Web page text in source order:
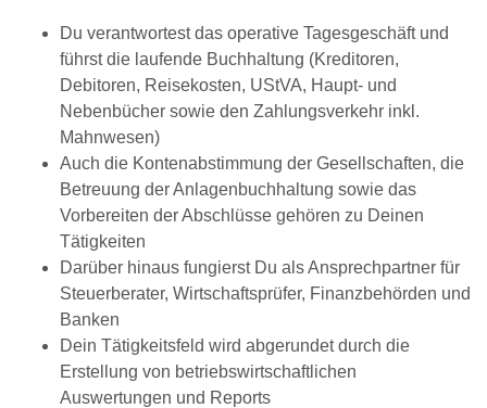
Du verantwortest das operative Tagesgeschäft und
führst die laufende Buchhaltung (Kreditoren,
Debitoren, Reisekosten, UStVA, Haupt- und
Nebenbücher sowie den Zahlungsverkehr inkl.
Mahnwesen)
Auch die Kontenabstimmung der Gesellschaften, die
Betreuung der Anlagenbuchhaltung sowie das
Vorbereiten der Abschlüsse gehören zu Deinen
Tätigkeiten
Darüber hinaus fungierst Du als Ansprechpartner für
Steuerberater, Wirtschaftsprüfer, Finanzbehörden und
Banken
Dein Tätigkeitsfeld wird abgerundet durch die
Erstellung von betriebswirtschaftlichen
Auswertungen und Reports